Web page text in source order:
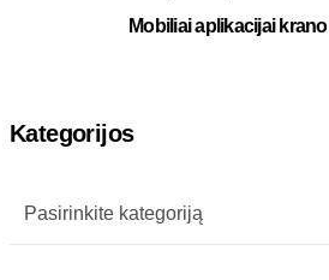
Mobiliai aplikacijai krano
Kategorijos